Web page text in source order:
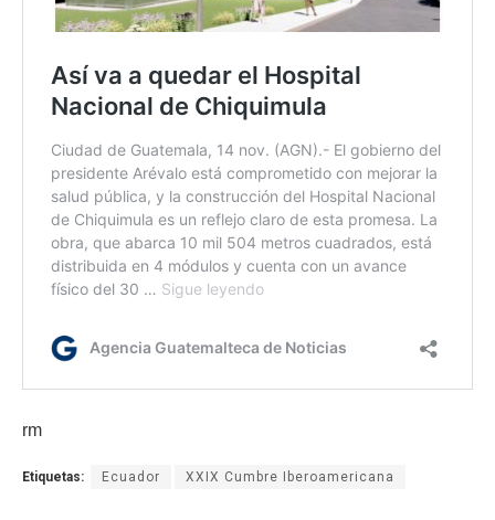
rm
Etiquetas: Ecuador XXIX Cumbre Iberoamericana